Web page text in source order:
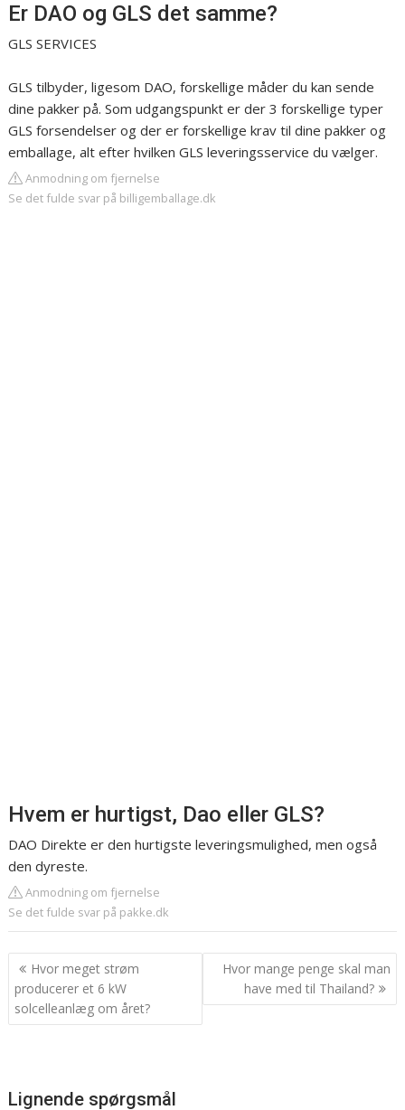
Er DAO og GLS det samme?
GLS SERVICES
GLS tilbyder, ligesom DAO, forskellige måder du kan sende
dine pakker på. Som udgangspunkt er der 3 forskellige typer
GLS forsendelser og der er forskellige krav til dine pakker og
emballage, alt efter hvilken GLS leveringsservice du vælger.
Anmodning om fjernelse
Se det fulde svar på billigemballage.dk
Hvem er hurtigst, Dao eller GLS?
DAO Direkte er den hurtigste leveringsmulighed, men også
den dyreste.
Anmodning om fjernelse
Se det fulde svar på pakke.dk
Indlægsnavigation
Hvor meget strøm
producerer et 6 kW
solcelleanlæg om året?
Hvor mange penge skal man
have med til Thailand?
Lignende spørgsmål